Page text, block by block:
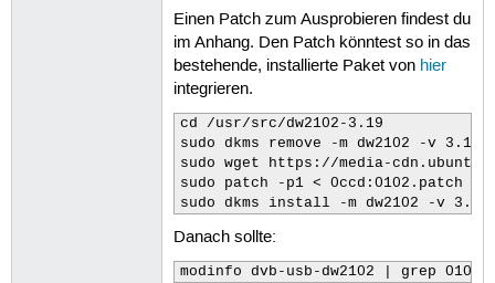
46
47
48
49
51
52
53
54
55
56
57
59
Einen Patch zum Ausprobieren findest du
im Anhang. Den Patch könntest so in das
bestehende, installierte Paket von hier
integrieren.
cd /usr/src/dw2102-3.19
sudo dkms remove -m dw2102 -v
sudo wget https://media-cdn.ubuntu-
sudo patch -p1 < 0ccd:0102.patch
sudo dkms install -m dw2102 -v 3.19
Danach sollte:
modinfo dvb-usb-dw2102 | grep 0102